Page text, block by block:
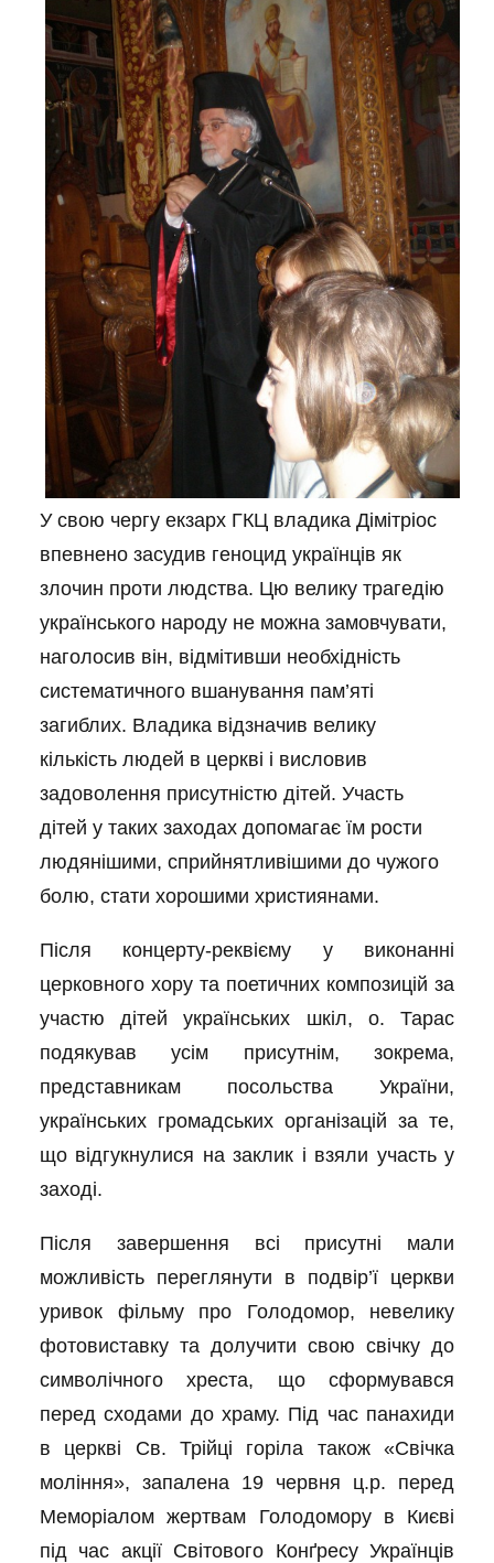
У свою чергу екзарх ГКЦ владика Дімітріос
впевнено засудив геноцид українців як
злочин проти людства. Цю велику трагедію
українського народу не можна замовчувати,
наголосив він, відмітивши необхідність
систематичного вшанування пам’яті
загиблих. Владика відзначив велику
кількість людей в церкві і висловив
задоволення присутністю дітей. Участь
дітей у таких заходах допомагає їм рости
людянішими, сприйнятливішими до чужого
болю, стати хорошими християнами.
Після концерту-реквієму у виконанні
церковного хору та поетичних композицій за
участю дітей українських шкіл, о. Тарас
подякував усім присутнім, зокрема,
представникам посольства України,
українських громадських організацій за те,
що відгукнулися на заклик і взяли участь у
заході.
Після завершення всі присутні мали
можливість переглянути в подвір’ї церкви
уривок фільму про Голодомор, невелику
фотовиставку та долучити свою свічку до
символічного хреста, що сформувався
перед сходами до храму. Під час панахиди
в церкві Св. Трійці горіла також «Свічка
моління», запалена 19 червня ц.р. перед
Меморіалом жертвам Голодомору в Києві
під час акції Світового Конґресу Українців